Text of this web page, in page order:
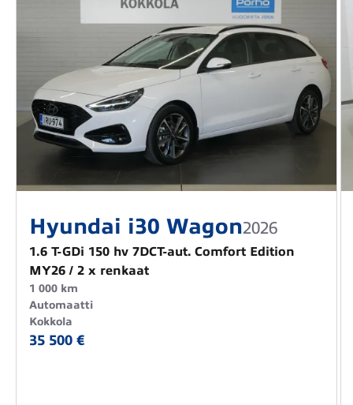
Hyundai i30 Wagon2026
1.6 T-GDi 150 hv 7DCT-aut. Comfort Edition
MY26 / 2 x renkaat
1 000 km
Automaatti
Kokkola
35 500 €